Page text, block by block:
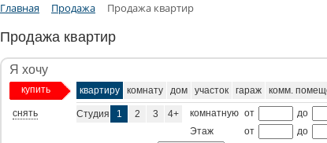
Главная Продажа Продажа квартир
Продажа квартир
Я хочу
купить
снять
квартиру комнату дом участок гараж комм.
Студия 1 2 3 4+ комнатную от до
Этаж
от до